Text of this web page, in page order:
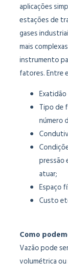
aplicações
estações de
gases
mais
instrumento
fatores. Entre
Tipo de
número
pressão
atuar;
Espaço
Custo
Como
Vazão pode
volumétrica